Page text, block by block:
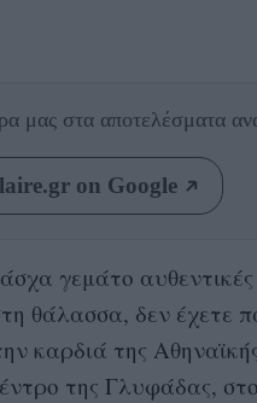
μας στα αποτελέσματα
on Google
γεμάτo
θάλασσα, δεν έχετε
καρδιά της
της Γλυφάδας,